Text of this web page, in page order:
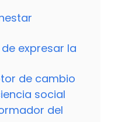
expresar la
de cambio
social
del